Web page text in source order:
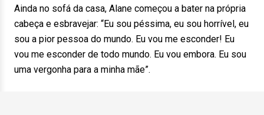
Ainda no sofá da casa, Alane começou a bater na própria
cabeça e esbravejar: “Eu sou péssima, eu sou horrível, eu
sou a pior pessoa do mundo. Eu vou me esconder! Eu
vou me esconder de todo mundo. Eu vou embora. Eu sou
uma vergonha para a minha mãe”.